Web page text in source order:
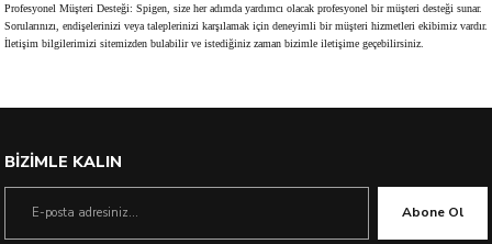
Profesyonel Müşteri Desteği: Spigen, size her adımda yardımcı olacak profesyonel bir müşteri desteği sunar.
Sorularınızı, endişelerinizi veya taleplerinizi karşılamak için deneyimli bir müşteri hizmetleri ekibimiz vardır.
İletişim bilgilerimizi sitemizden bulabilir ve istediğiniz zaman bizimle iletişime geçebilirsiniz.
BİZİMLE KALIN
Abone Ol